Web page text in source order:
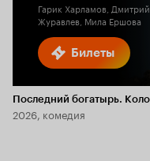
Билеты
Гарик Харламов, Дмитрий
Журавлев, Мила Ершова
Последний богатырь.
2026, комедия